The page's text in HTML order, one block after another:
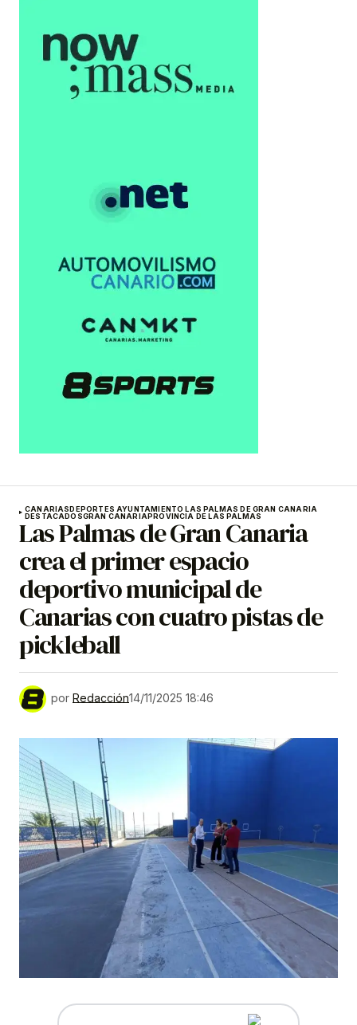
CANARIASDEPORTES AYUNTAMIENTO LAS PALMAS DE GRAN CANARIA
DESTACADOSGRAN CANARIAPROVINCIA DE LAS PALMAS
Las Palmas de Gran Canaria
crea el primer espacio
deportivo municipal de
Canarias con cuatro pistas de
pickleball
por Redacción14/11/2025 18:46